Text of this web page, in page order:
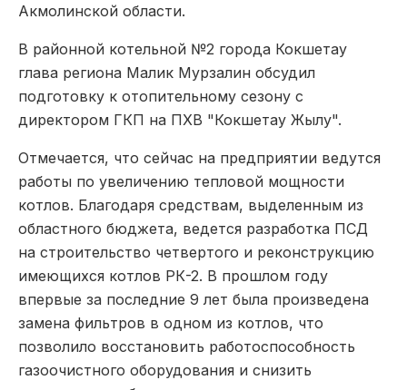
Акмолинской области.
В районной котельной №2 города Кокшетау
глава региона Малик Мурзалин обсудил
подготовку к отопительному сезону с
директором ГКП на ПХВ "Кокшетау Жылу".
Отмечается, что сейчас на предприятии ведутся
работы по увеличению тепловой мощности
котлов. Благодаря средствам, выделенным из
областного бюджета, ведется разработка ПСД
на строительство четвертого и реконструкцию
имеющихся котлов РК-2. В прошлом году
впервые за последние 9 лет была произведена
замена фильтров в одном из котлов, что
позволило восстановить работоспособность
газоочистного оборудования и снизить